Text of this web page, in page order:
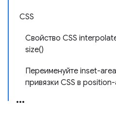
CSS
Свойство CSS
size()
Переименуйте inset-
привязки CSS в